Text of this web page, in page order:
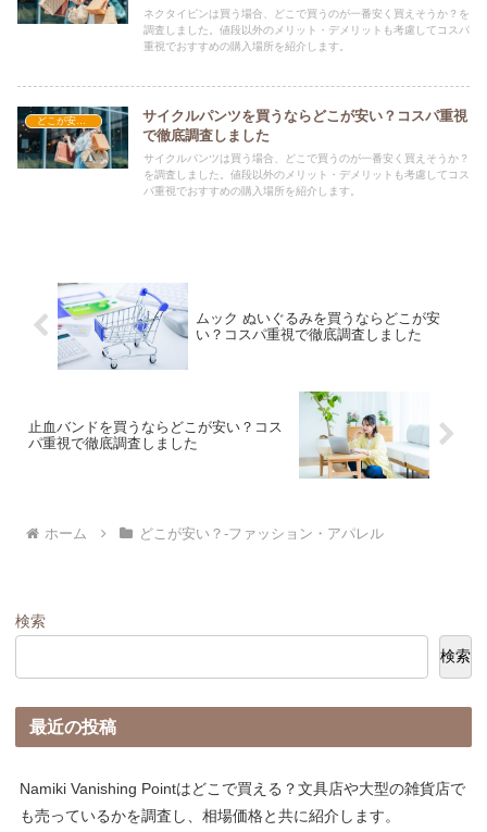
ネクタイピンは買う場合、どこで買うのが一番安く買えそうか？を
調査しました。値段以外のメリット・デメリットも考慮してコスパ
重視でおすすめの購入場所を紹介します。
サイクルパンツを買うならどこが安い？コスパ重視
で徹底調査しました
サイクルパンツは買う場合、どこで買うのが一番安く買えそうか？
を調査しました。値段以外のメリット・デメリットも考慮してコス
パ重視でおすすめの購入場所を紹介します。
ムック ぬいぐるみを買うならどこが安
い？コスパ重視で徹底調査しました
止血バンドを買うならどこが安い？コス
パ重視で徹底調査しました
ホーム どこが安い？-ファッション・アパレル
検索
検索
最近の投稿
Namiki Vanishing Pointはどこで買える？文具店や大型の雑貨店で
も売っているかを調査し、相場価格と共に紹介します。